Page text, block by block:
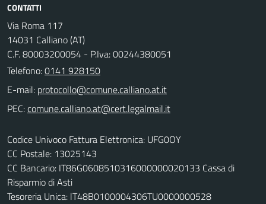
CONTATTI
Via Roma 117
14031 Calliano (AT)
C.F. 80003200054 - P.Iva: 00244380051
Telefono:0141 928150
E-mail:
PEC:
Codice Univoco Fattura Elettronica: UFG0OY
CC Postale: 13025143
CC Bancario: IT86G0608510316000000020133 Cassa di
Risparmio di Asti
Tesoreria Unica: lT48B0100004306TU0000000528